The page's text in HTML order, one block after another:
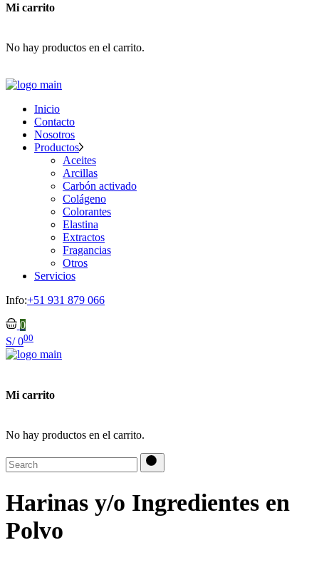
Mi carrito
No hay productos en el carrito.
Inicio
Contacto
Nosotros
Productos
Aceites
Arcillas
Carbón activado
Colágeno
Colorantes
Elastina
Extractos
Fragancias
Otros
Servicios
Info:+51 931 879 066
0
S/000
Mi carrito
No hay productos en el carrito.
Search
for:
Harinas y/o Ingredientes en
Polvo